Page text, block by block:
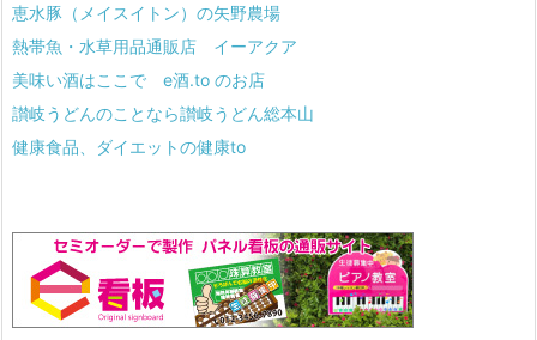
恵水豚（メイスイトン）の矢野農場
熱帯魚・水草用品通販店 イーアクア
美味い酒はここで e酒.to のお店
讃岐うどんのことなら讃岐うどん総本山
健康食品、ダイエットの健康to